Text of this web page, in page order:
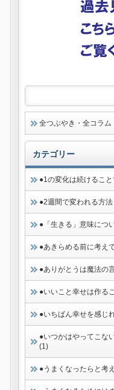
全つぶやき・全コラム
カテゴリー
●1の変化は続けるこ
●2週間で変われる方法
●「生きる」意味につ
●あきらめる前に考え
●ありがとうは魔法の
●いいこと幸せは作る
●いちばん幸せを感じ
●いつかはやってこな
(1)
●うまくなったらと考